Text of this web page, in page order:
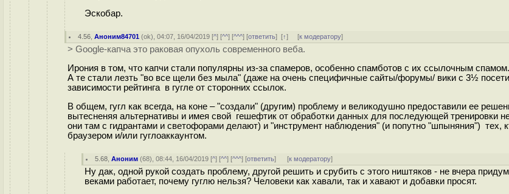
Эскобар.
4.56 ,Аноним84701 (ok), 04:07, 16/04/2019 [^] [^^] [^^^] [ответить][↑] [к модератору]
> Gооgle-кaпча это paковая опуxoль соврeменного веба.
Ирония в том, что капчи стали популярны из-за спамеров, особенно спамботов с их ссылочным спамом.
А те стали лезть "во все щели без мыла" (даже на очень специфичные сайты/форумы/ вики с 3½
зависимости рейтинга в гугле от сторонних ссылок.
В общем, гугл как всегда, на коне – "создали" (другим) проблему и великодушно предоставили ее
вытесненяя альтернативы и имея свой гешефтик от обработки данных для последующей тренировки
они там с гидрантами и светофорами делают) и "инструмент наблюдения" (и попутно "шпыняния") тех,
браузером и/или гуглоаккаунтом.
5.68 ,Аноним (68), 08:44, 16/04/2019 [^] [^^] [^^^] [ответить] [к модератору]
Ну дак, одной рукой создать проблему, другой решить и срубить с этого ништяков - не вчера
веками работает, почему гуглю нельзя? Человеки как хавали, так и хавают и добавки просят.